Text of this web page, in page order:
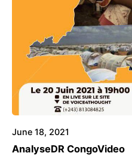
June 18, 2021
AnalyseDR CongoVideo